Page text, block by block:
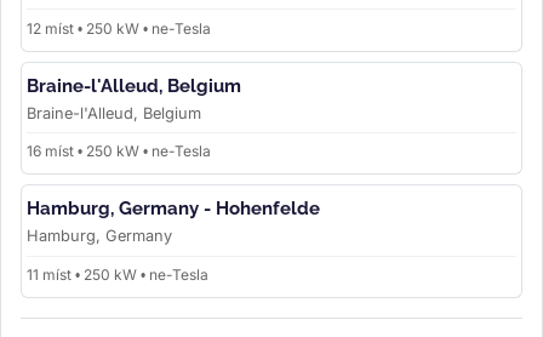
12 míst • 250 kW • ne-Tesla
Braine-l'Alleud, Belgium
Braine-l'Alleud, Belgium
16 míst • 250 kW • ne-Tesla
Hamburg, Germany - Hohenfelde
Hamburg, Germany
11 míst • 250 kW • ne-Tesla